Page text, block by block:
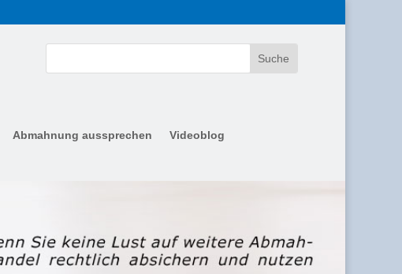
Abmahnung aussprechen
Videoblog